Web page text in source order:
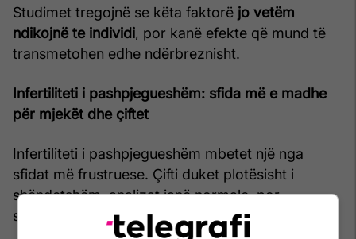
Studimet tregojnë se këta faktorë jo vetëm
ndikojnë te individi, por kanë efekte që mund të
transmetohen edhe ndërbreznisht.
Infertiliteti i pashpjegueshëm: sfida më e madhe
për mjekët dhe çiftet
Infertiliteti i pashpjegueshëm mbetet një nga
sfidat më frustruese. Çifti duket plotësisht i
shëndetshëm, analizat janë normale, por
shtatzënia nuk ndodh.